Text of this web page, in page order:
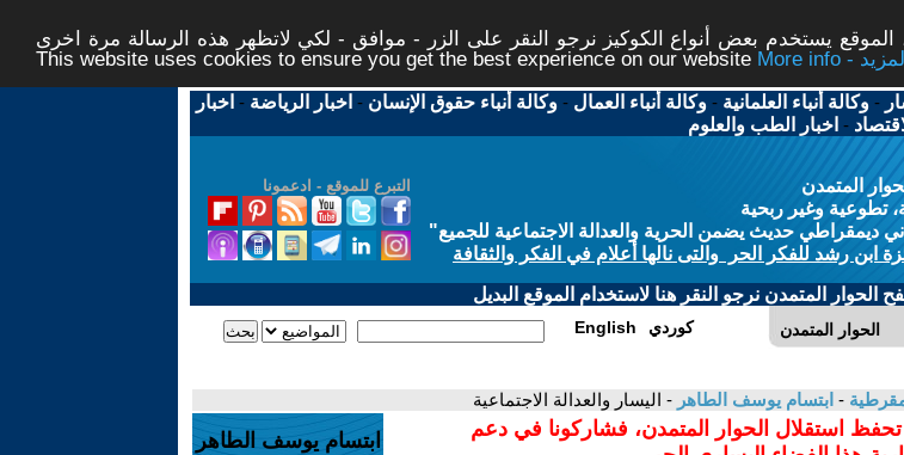
يستخدم بعض أنواع الكوكيز نرجو النقر على الزر - موافق - لكي لاتظهر هذه الرسالة مرة اخرى -
This website uses cookies to ensure you get the best experience on our website
More info - المزيد
-وكالة أنباء العلمانية -وكالة أنباء العمال -وكالة أنباء حقوق الإنسان - اخبار الرياضة - اخبار
- اخبار الطب والعلوم
التبرع للموقع - ادعمونا
المتمدن
تطوعية وغير ربحية
حديث يضمن الحرية والعدالة الاجتماعية للجميع"
ابن رشد للفكر الحر والتى نالها أعلام في الفكر والثقافة
الحوار المتمدن نرجو النقر هنا لاستخدام الموقع البديل
الحوار المتمدن English كوردي
- ابتسام يوسف الطاهر - اليسار والعدالة الاجتماعية
تحفظ استقلال الحوار المتمدن، فشاركونا في دعم
ابتسام يوسف الطاهر